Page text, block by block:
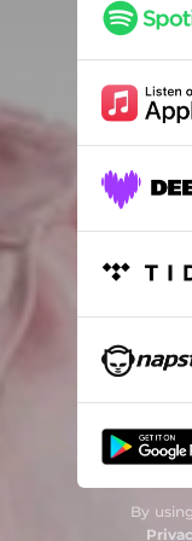
O Zé da
Cor da
Folia do
Cavaco e
Obá
A Dor
Intriga
By